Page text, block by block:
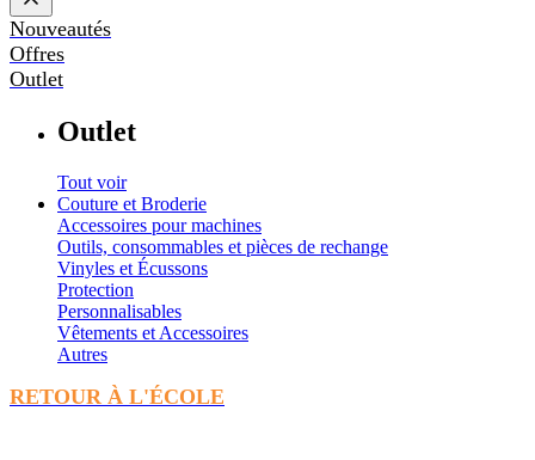
Nouveautés
Offres
Outlet
Outlet
Tout voir
Couture et Broderie
Accessoires pour machines
Outils, consommables et pièces de rechange
Vinyles et Écussons
Protection
Personnalisables
Vêtements et Accessoires
Autres
RETOUR À L'ÉCOLE